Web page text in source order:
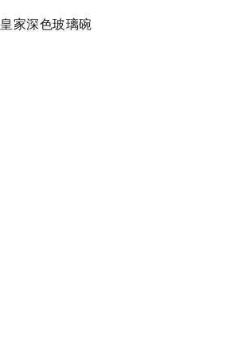
皇家深色玻璃碗